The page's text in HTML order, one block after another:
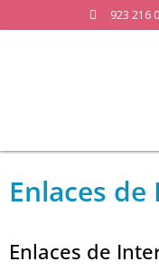
923 216
Enlaces
Enlaces de